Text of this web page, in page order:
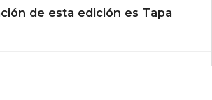
de esta edición es Tapa